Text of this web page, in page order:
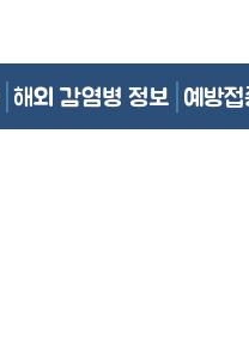
해외 감염병 정보 예방